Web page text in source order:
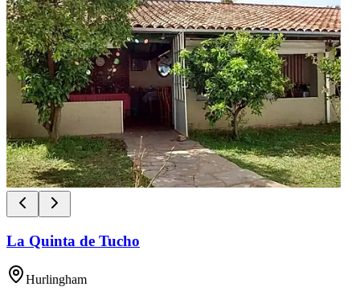
La Quinta de Tucho
Hurlingham